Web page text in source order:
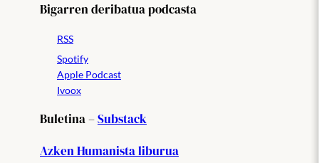
Bigarren deribatua podcasta
RSS
Spotify
Apple Podcast
Ivoox
Buletina –Substack
Azken Humanista liburua